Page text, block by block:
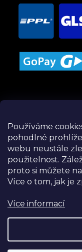
Používáme
pohodlné
webu neustále
použitelnost.
proto si můžete
Více o tom, jak je
Více informací